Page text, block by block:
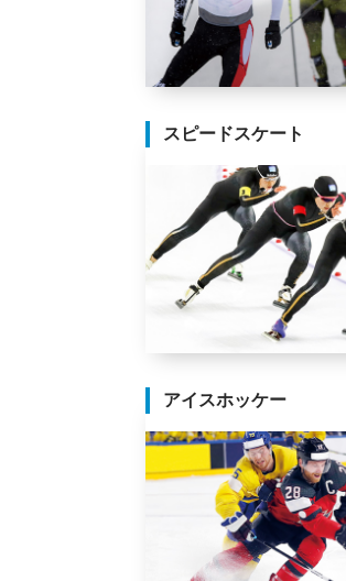
スピードスケート
アイスホッケー